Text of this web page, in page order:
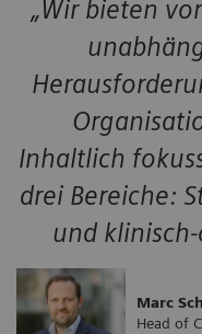
„Wir bieten
Inhaltlich
drei Bereiche:
und
Marc
Head of